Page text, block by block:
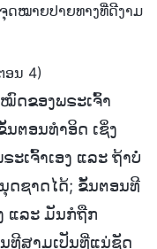
ຈຸດໝາຍປາຍທາງທີ່ດີງາມ
ອນ 4)
ດຂອງພຣະເຈົ້າ
ນຕອນທຳອິດ ເຊິ່ງ
ະເຈົ້າເອງ ແລະ ຖ້າບໍ່
ດຊາດໄດ້; ຂັ້ນຕອນທີ
ແລະ ມັນກໍຖືກ
ທີສາມເປັນທີ່ແນ່ຊັດ